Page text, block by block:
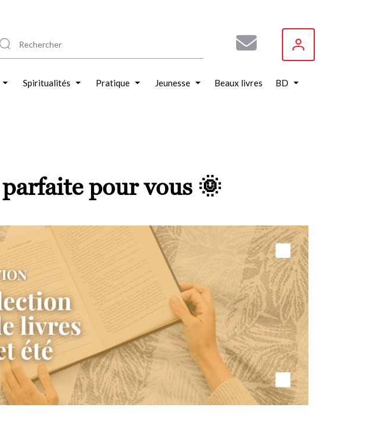
Spiritualités Pratique Jeunesse Beaux livres BD
pour vous 🌞